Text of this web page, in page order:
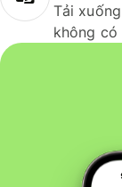
Tải
không có